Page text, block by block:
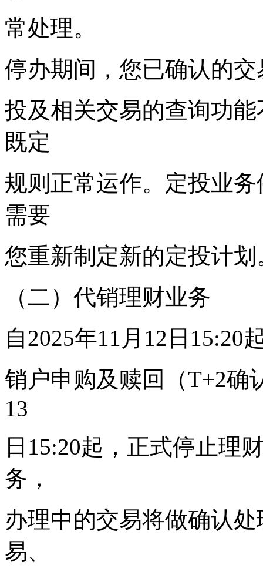
常处理。
停办期间，您已确认的
投及相关交易的查询功
既定
规则正常运作。定投业
需要
您重新制定新的定投计划
（二）代销理财业务
自2025年11月12日15:20
销户申购及赎回（T+2确
13
日15:20起，正式停止理
务，
办理中的交易将做确认
易、